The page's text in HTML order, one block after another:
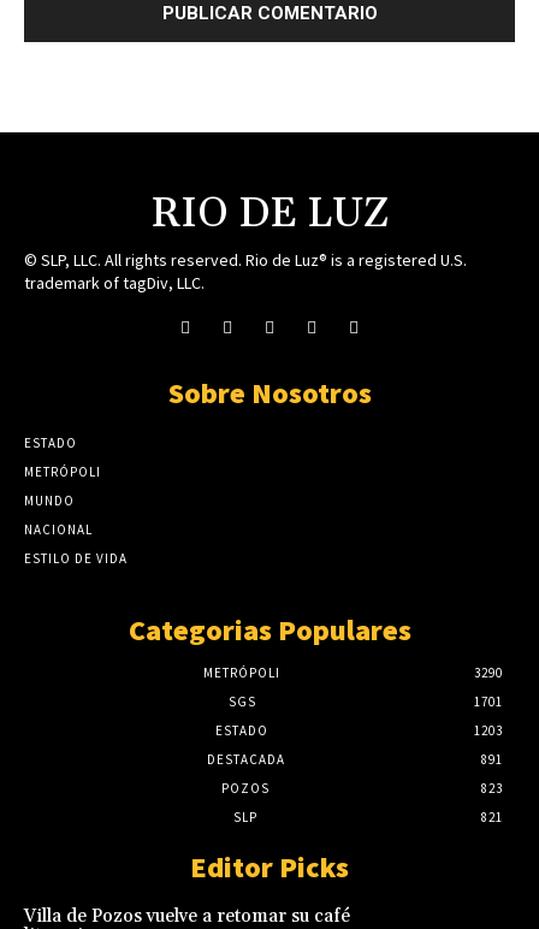
RIO DE LUZ
© SLP, LLC. All rights reserved. Rio de Luz® is a registered U.S.
trademark of tagDiv, LLC.
Sobre Nosotros
ESTADO
METRÓPOLI
MUNDO
NACIONAL
ESTILO DE VIDA
Categorias Populares
METRÓPOLI
3290
SGS
1701
ESTADO
1203
DESTACADA
891
POZOS
823
SLP
821
Editor Picks
Villa de Pozos vuelve a retomar su café